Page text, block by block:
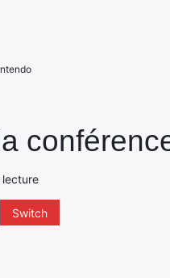
lecture
Switch